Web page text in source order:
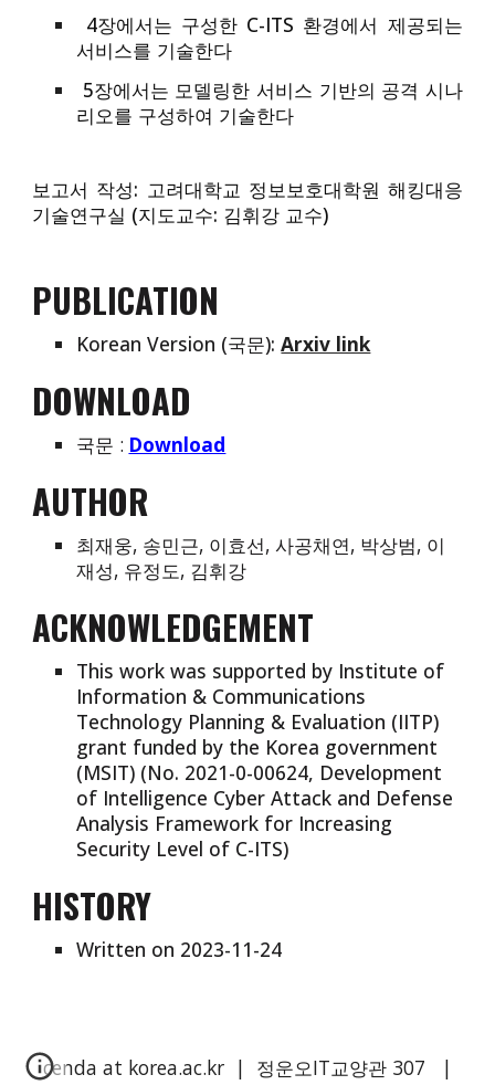
4장에서는 구성한 C-ITS 환경에서 제공되는
서비스를 기술한다
5장에서는 모델링한 서비스 기반의 공격 시나
리오를 구성하여 기술한다
보고서 작성: 고려대학교 정보보호대학원 해킹대응
기술연구실 (지도교수: 김휘강 교수)
PUBLICATION
Korean Version (국문):Arxiv link
DOWNLOAD
국문 : Download
AUTHOR
최재웅, 송민근, 이효선, 사공채연, 박상범, 이
재성, 유정도, 김휘강
ACKNOWLEDGEMENT
This work was supported by Institute of
Information & Communications
Technology Planning & Evaluation (IITP)
grant funded by the Korea government
(MSIT) (No. 2021-0-00624, Development
of Intelligence Cyber Attack and Defense
Analysis Framework for Increasing
Security Level of C-ITS)
HISTORY
Written on 2023-11-24
cenda at korea.ac.kr | 정운오IT교양관 307 |